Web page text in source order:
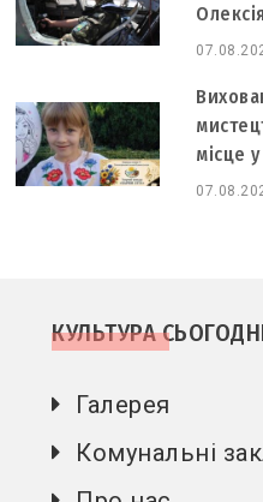
місце
КУЛЬТУРА
Галерея
Комунальні